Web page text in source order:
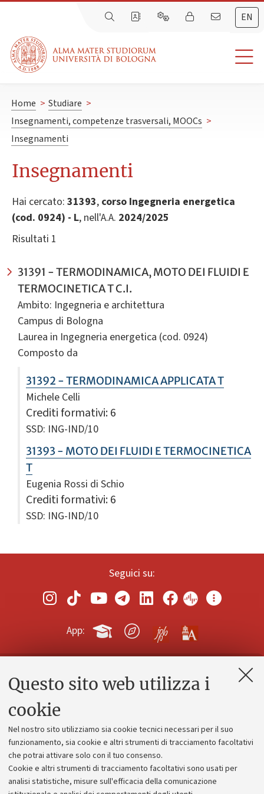
Questo sito web utilizza i
cookie
Nel nostro sito utilizziamo sia cookie tecnici necessari per il suo
funzionamento, sia cookie e altri strumenti di tracciamento facoltativi
che potrai attivare solo con il tuo consenso.
Cookie e altri strumenti di tracciamento facoltativi sono usati per
analisi statistiche, misure sull'efficacia della comunicazione
EN
Home > Studiare >
Insegnamenti, competenze trasversali, MOOCs >
Insegnamenti
Insegnamenti
Hai cercato: 31393, corso Ingegneria energetica
(cod. 0924) - L, nell'A.A. 2024/2025
Risultati 1
31391 - TERMODINAMICA, MOTO DEI FLUIDI E
TERMOCINETICA T C.I.
Ambito: Ingegneria e architettura
Campus di Bologna
Laurea in Ingegneria energetica (cod. 0924)
Composto da
31392 - TERMODINAMICA APPLICATA T
Michele Celli
Crediti formativi: 6
SSD: ING-IND/10
31393 - MOTO DEI FLUIDI E TERMOCINETICA
T
Eugenia Rossi di Schio
Crediti formativi: 6
SSD: ING-IND/10
Seguici su:
App:
Contatti e PEC
Alumni community
Piano strategico
Bilanci